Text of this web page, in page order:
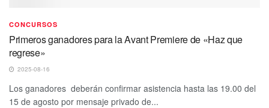
CONCURSOS
Primeros ganadores para la Avant Premiere de «Haz que
regrese»
2025-08-16
Los ganadores deberán confirmar asistencia hasta las 19.00 del
15 de agosto por mensaje privado de...